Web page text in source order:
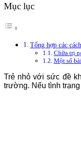
Mục lục
Tổng hợp các
Chữa trị
Một số
Trẻ nhỏ với sức đề
trường. Nếu tình